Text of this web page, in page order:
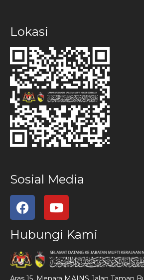
Lokasi
Sosial Media
Hubungi Kami